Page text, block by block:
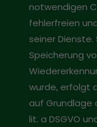
notwendigen
fehlerfreien
seiner Dienste.
Speicherung
wurde, erfolgt
auf Grundlage
lit. a DSGVO